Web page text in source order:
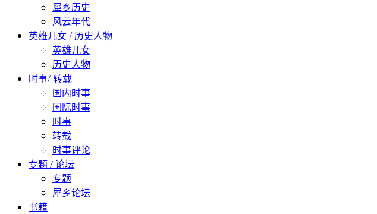
犀乡历史
风云年代
英雄儿女 / 历史人物
英雄儿女
历史人物
时事/ 转载
国内时事
国际时事
时事
转载
时事评论
专题 / 论坛
专题
犀乡论坛
书籍